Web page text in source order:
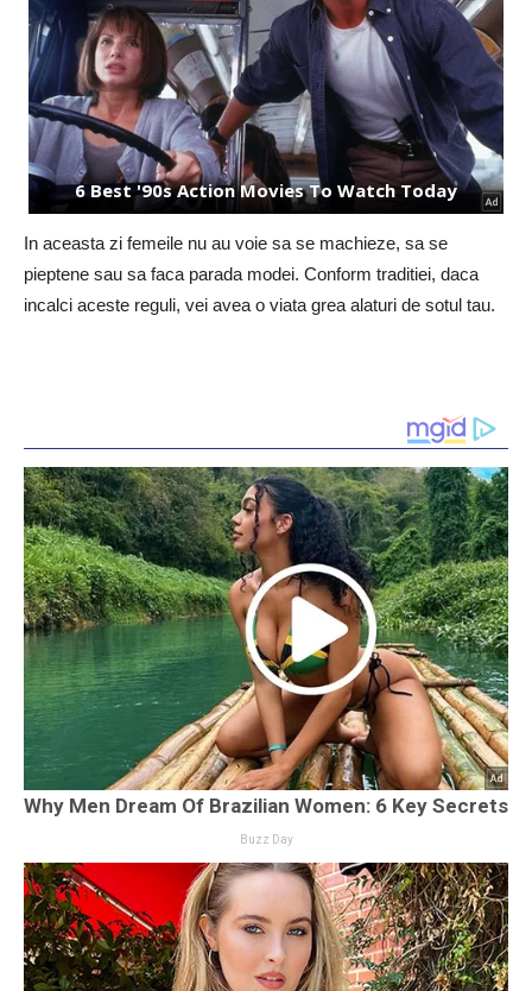
In aceasta zi femeile nu au voie sa se machieze, sa se
pieptene sau sa faca parada modei. Conform traditiei, daca
incalci aceste reguli, vei avea o viata grea alaturi de sotul tau.